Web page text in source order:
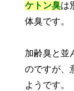
ケトン臭は
体臭です。
加齢臭と並
のですが、
ようです。